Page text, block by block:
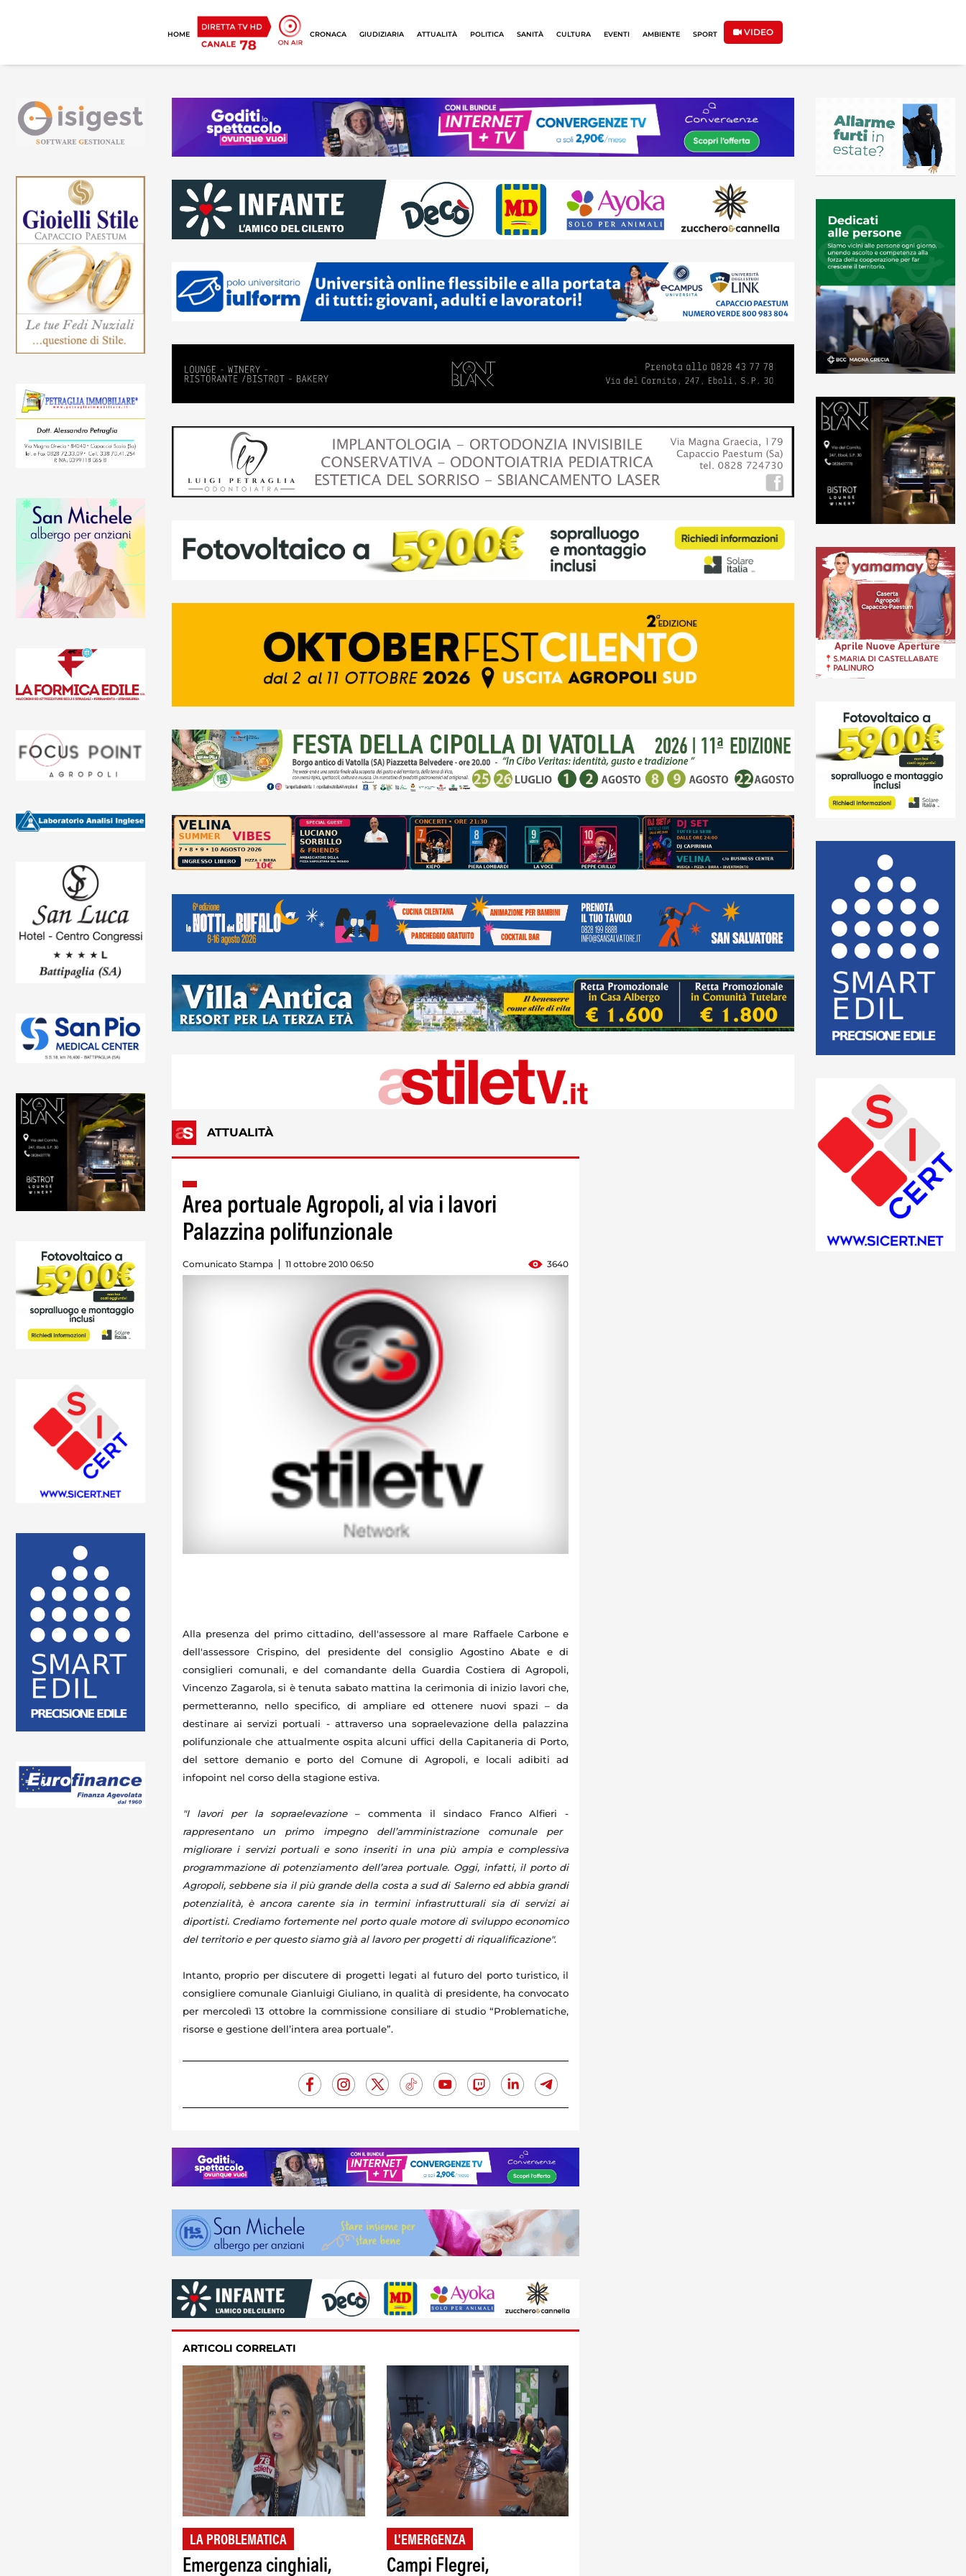
HOME CRONACA GIUDIZIARIA ATTUALITÀ POLITICA SANITÀ CULTURA EVENTI AMBIENTE SPORT VIDEO
ATTUALITÀ
Area portuale Agropoli, al via i lavori
Palazzina polifunzionale
Comunicato Stampa 11 ottobre 2010 06:50 3640
Alla presenza del primo cittadino, dell'assessore al mare Raffaele Carbone e
dell'assessore Crispino, del presidente del consiglio Agostino Abate e di
consiglieri comunali, e del comandante della Guardia Costiera di Agropoli,
Vincenzo Zagarola, si è tenuta sabato mattina la cerimonia di inizio lavori che,
permetteranno, nello specifico, di ampliare ed ottenere nuovi spazi – da
destinare ai servizi portuali - attraverso una sopraelevazione della palazzina
polifunzionale che attualmente ospita alcuni uffici della Capitaneria di Porto,
del settore demanio e porto del Comune di Agropoli, e locali adibiti ad
infopoint nel corso della stagione estiva.
"I lavori per la sopraelevazione– commenta il sindaco Franco Alfieri -
rappresentano un primo impegno dell’amministrazione comunale per
migliorare i servizi portuali e sono inseriti in una più ampia e complessiva
programmazione di potenziamento dell’area portuale. Oggi, infatti, il porto di
Agropoli, sebbene sia il più grande della costa a sud di Salerno ed abbia grandi
potenzialità, è ancora carente sia in termini infrastrutturali sia di servizi ai
diportisti. Crediamo fortemente nel porto quale motore di sviluppo economico
del territorio e per questo siamo già al lavoro per progetti di riqualificazione".
Intanto, proprio per discutere di progetti legati al futuro del porto turistico, il
consigliere comunale Gianluigi Giuliano, in qualità di presidente, ha convocato
per mercoledì 13 ottobre la commissione consiliare di studio “Problematiche,
risorse e gestione dell’intera area portuale”.
ARTICOLI CORRELATI
LA PROBLEMATICA
Emergenza cinghiali,
L'EMERGENZA
Campi Flegrei,